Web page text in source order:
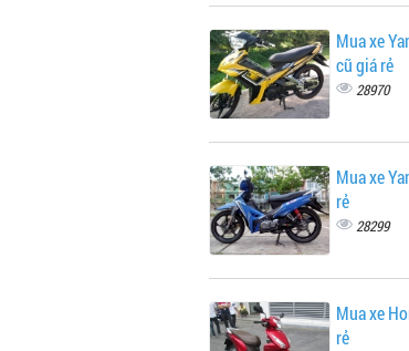
Mua xe
cũ giá rẻ
28970
Mua xe
rẻ
28299
Mua xe
rẻ